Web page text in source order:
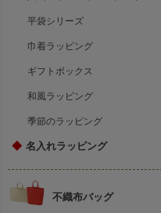
平袋シリーズ
巾着ラッピング
ギフトボックス
和風ラッピング
季節のラッピング
◆ 名入れラッピング
不織布バッグ